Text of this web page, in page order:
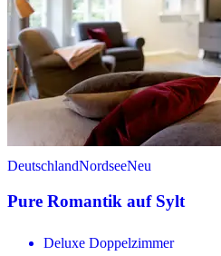
DeutschlandNordseeNeu
Pure Romantik auf Sylt
Deluxe Doppelzimmer